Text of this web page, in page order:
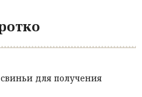
для получения